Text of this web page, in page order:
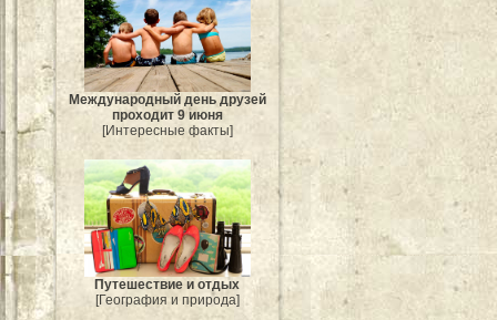
Международный день друзей
проходит 9 июня
[Интересные факты]
Путешествие и отдых
[География и природа]